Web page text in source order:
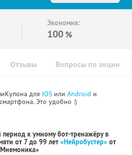
Экономия:
100 %
Отзывы Вопросы по акции
для IOS или Android и
Это удобно :)
к умному бот-тренажёру в
от 7 до 99 лет «Нейробустер» от